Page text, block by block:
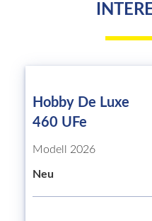
Hobby De Luxe
460 UFe
Modell 2026
Neu